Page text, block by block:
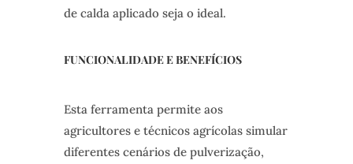
de calda aplicado seja o ideal.
FUNCIONALIDADE E BENEFÍCIOS
Esta ferramenta permite aos
agricultores e técnicos agrícolas simular
diferentes cenários de pulverização,